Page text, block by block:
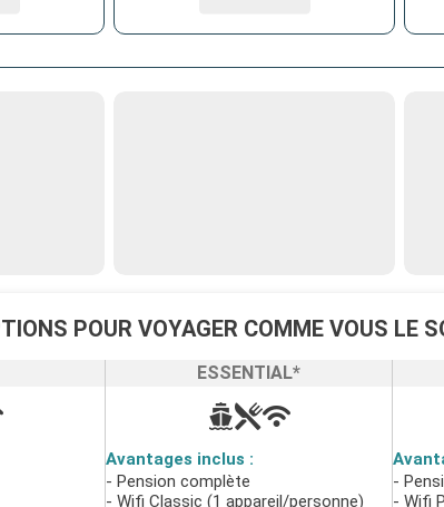
POUR VOYAGER COMME VOUS LE
ESSENTIAL*
Avantages inclus :
- Pension complète
- Wifi Classic (1 appareil/personne)
-
- Wifi